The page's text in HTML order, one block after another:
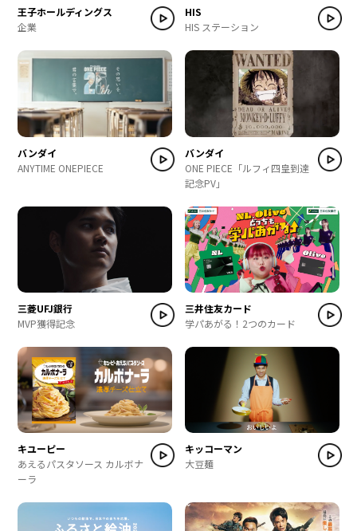
王子ホールディングス
企業
HIS
HIS ステーション
バンダイ
ANYTIME ONEPIECE
バンダイ
ONE PIECE「ルフィ四皇到達
記念PV」
三菱UFJ銀行
MVP獲得記念
三井住友カード
学パあがる！2つのカード
キユーピー
あえるパスタソース カルボナ
ーラ
キッコーマン
大豆麺